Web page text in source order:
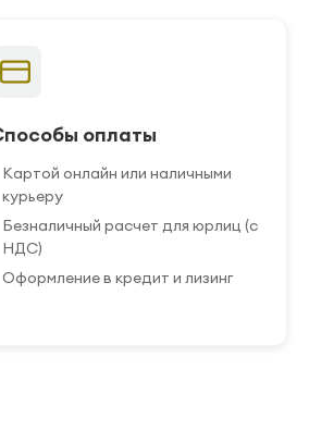
оплаты
Картой онлайн или наличными
курьеру
Безналичный расчет для юрлиц (с
НДС)
Оформление в кредит и лизинг